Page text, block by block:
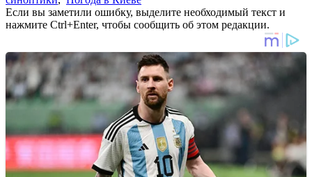
Если вы заметили ошибку, выделите необходимый текст и
нажмите Ctrl+Enter, чтобы сообщить об этом редакции.